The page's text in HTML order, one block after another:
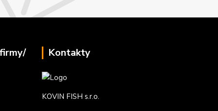
Kontakty
KOVIN FISH s.r.o.